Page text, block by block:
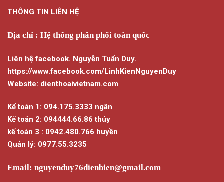
THÔNG TIN LIÊN HỆ
Địa chỉ : Hệ thống phân phối toàn quốc
Liên hệ facebook. Nguyễn Tuấn Duy.
https://www.facebook.com/LinhKienNguyenDuy
Website: dienthoaivietnam.com
Kế toán 1: 094.175.3333 ngân
Kế toán 2: 094444.66.86 thúy
kế toán 3 : 0942.480.766 huyền
Quản lý: 0977.55.3235
Email: nguyenduy76dienbien@gmail.com